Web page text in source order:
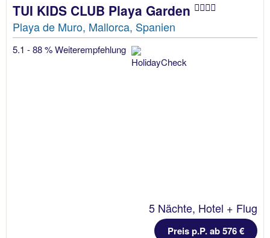
TUI KIDS CLUB Playa Garden
Playa de Muro, Mallorca, Spanien
5.1 - 88 % Weiterempfehlung
5 Nächte, Hotel + Flug
Preis p.P. ab 576 €